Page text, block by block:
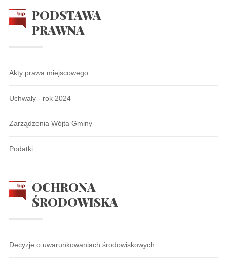
PODSTAWA
PRAWNA
Akty prawa miejscowego
Uchwały - rok 2024
Zarządzenia Wójta Gminy
Podatki
OCHRONA
ŚRODOWISKA
Decyzje o uwarunkowaniach środowiskowych